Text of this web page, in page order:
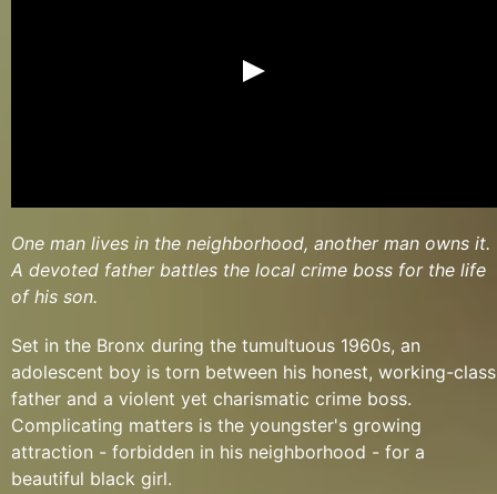
One man lives in the neighborhood, another man owns it.
A devoted father battles the local crime boss for the life
of his son.
Set in the Bronx during the tumultuous 1960s, an
adolescent boy is torn between his honest, working-class
father and a violent yet charismatic crime boss.
Complicating matters is the youngster's growing
attraction - forbidden in his neighborhood - for a
beautiful black girl.